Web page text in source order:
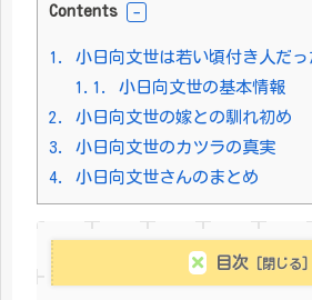
Contents
1.
小日向文世は若い頃付き人だっ
1.1.
小日向文世の基本情報
2.
小日向文世の嫁との馴れ初め
3.
小日向文世のカツラの真実
4.
小日向文世さんのまとめ
目次